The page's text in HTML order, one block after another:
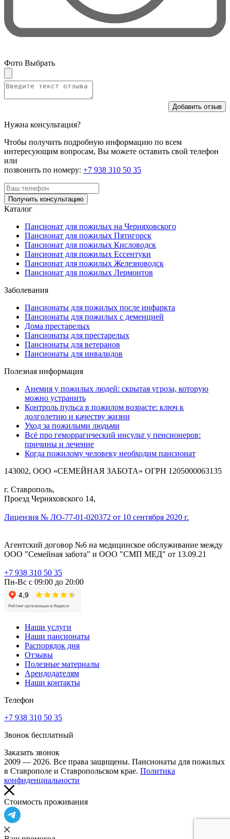
Фото Выбрать
Добавить отзыв
Нужна консультация?
Чтобы получить подробную информацию по всем
интересующим вопросам, Вы можете оставить свой телефон
или
позвонить по номеру: +7 938 310 50 35
Получить консультацию
Каталог
Пансионат для пожилых на Черняховского
Пансионат для пожилых Пятигорск
Пансионат для пожилых Кисловодск
Пансионат для пожилых Ессентуки
Пансионат для пожилых Железноводск
Пансионат для пожилых Лермонтов
Заболевания
Пансионаты для пожилых после инфаркта
Пансионаты для пожилых с деменцией
Дома престарелых
Пансионаты для престарелых
Пансионаты для ветеранов
Пансионаты для инвалидов
Полезная информация
Анемия у пожилых людей: скрытая угроза, которую
можно устранить
Контроль пульса в пожилом возрасте: ключ к
долголетию и качеству жизни
Уход за пожилыми людьми
Всё про геморрагический инсульт у пенсионеров:
причины и лечение
Когда пожилому человеку необходим пансионат
143002, ООО «СЕМЕЙНАЯ ЗАБОТА» ОГРН 1205000063135
г. Ставрополь,
Проезд Черняховского 14,
Лицензия № ЛО-77-01-020372 от 10 сентября 2020 г.
Агентский договор №6 на медицинское обслуживание между
ООО "Семейная забота" и ООО "СМП МЕД" от 13.09.21
+7 938 310 50 35
Пн-Вс с 09:00 до 20:00
Наши услуги
Наши пансионаты
Распорядок дня
Отзывы
Полезные материалы
Арендодателям
Наши контакты
Телефон
+7 938 310 50 35
Звонок бесплатный
Заказать звонок
2009 — 2026. Все права защищены. Пансионаты для пожилых
в Ставрополе и Ставропольском крае. Политика
конфиденциальности
Cтоимость проживания